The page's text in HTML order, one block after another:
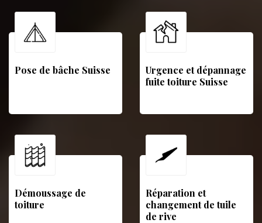
Pose de bâche Suisse
Urgence et dépannage
fuite toiture Suisse
Démoussage de
toiture
Réparation et
changement de tuile
de rive